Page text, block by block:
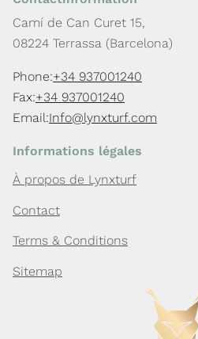
Camí de Can Curet 15,
08224 Terrassa (Barcelona)
Phone:+34 937001240
Fax:+34 937001240
Email:Info@lynxturf.com
Informations légales
À propos de Lynxturf
Contact
Terms & Conditions
Sitemap